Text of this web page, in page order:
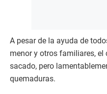
A pesar de la ayuda de
menor y otros familiares, el
sacado, pero
quemaduras.